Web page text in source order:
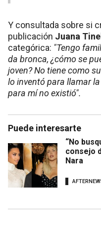
Y consultada sobre si
publicación Juana
categórica: "Tengo
da bronca, ¿cómo se
joven? No tiene como
lo inventó para llamar
para mí no existió".
Puede interesarte
“No
consejo
Nara